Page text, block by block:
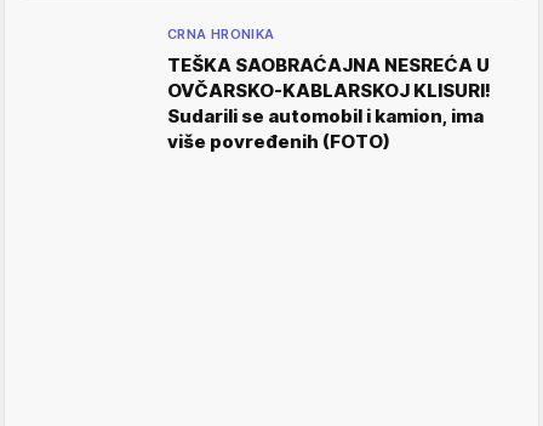
CRNA HRONIKA
TEŠKA SAOBRAĆAJNA NESREĆA U
OVČARSKO-KABLARSKOJ KLISURI!
Sudarili se automobil i kamion, ima
više povređenih (FOTO)